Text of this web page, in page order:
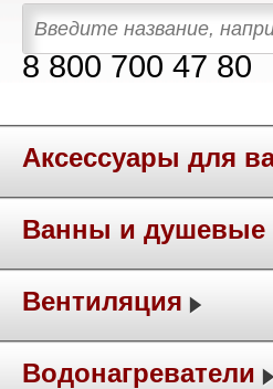
8 800 700 47 80
Аксессуары для
Ванны и душевые
Вентиляция
Водонагреватели